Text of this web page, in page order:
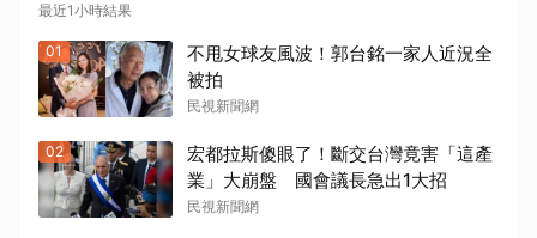
最近1小時結果
01
不甩女球友風波！郭台銘一家人近況全
被拍
民視新聞網
02
宏都拉斯傻眼了！斷交台灣竟害「這產
業」大崩盤 國會議長急出1大招
民視新聞網